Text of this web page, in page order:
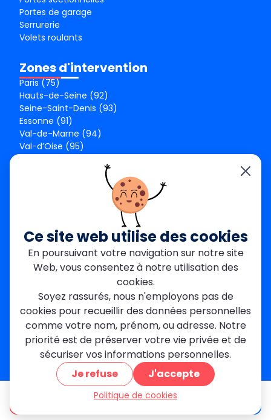
Portes de garage
Serrurerie
Volets roulants
Zones d'intervention
Paris (75)
Hauts-de-Seine (92)
Seine-Saint-Denis (93)
Essonne (91)
Val-de-Marne (94)
Val-d’Oise (95)
Seine-Saint-Denis
Garges-lès-Gonesse
Val-de-Marne
Dourdan
Mantes-la-Jolie
Créteil
Seine-et-Marne
Contact
01 84 24 42 80
contact@metallerie-grand-paris.com
46 bis Av. du Maine, 75015 Paris
Devis gratuit
Ce site web utilise des cookies
En poursuivant votre navigation sur notre site
Web, vous consentez à notre utilisation des
cookies.
Soyez rassurés, nous n'employons pas de
cookies pour recueillir des données personnelles
comme votre nom, prénom, ou adresse. Notre
priorité est de préserver votre vie privée et de
sécuriser vos informations personnelles.
Je refuse
J'accepte
Politique de cookies